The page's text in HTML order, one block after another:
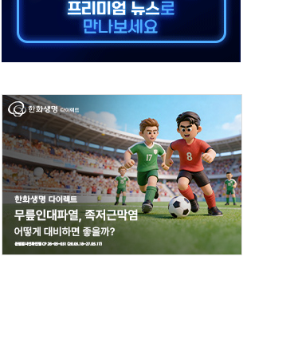
…전년比 13.1% 증가
…업무 자동화·생산성 향상